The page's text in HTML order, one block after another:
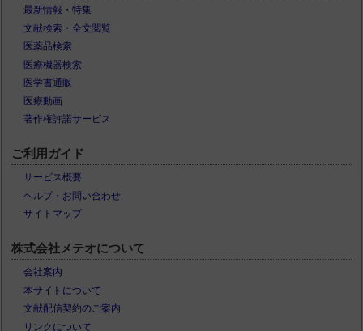
最新情報・特集
文献検索・全文閲覧
医薬品検索
医療機器検索
医学書通販
医療動画
著作権許諾サービス
ご利用ガイド
サービス概要
ヘルプ・お問い合わせ
サイトマップ
株式会社メテオについて
会社案内
本サイトについて
文献配信契約のご案内
リンクについて